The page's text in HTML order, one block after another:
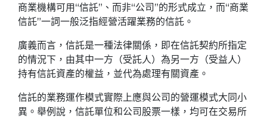
商業機構可用“信託”、而非“公司”的形式成立，而“商業
信託”一詞一般泛指經營活躍業務的信託。
廣義而言，信託是一種法律關係，即在信託契約所指定
的情況下，由其中一方（受託人）為另一方（受益人）
持有信託資產的權益，並代為處理有關資產。
信託的業務運作模式實際上應與公司的營運模式大同小
異。舉例說，信託單位和公司股票一樣，均可在交易所